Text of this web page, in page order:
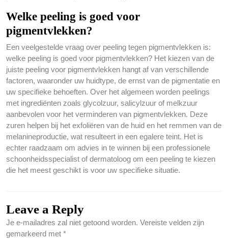
Welke peeling is goed voor
pigmentvlekken?
Een veelgestelde vraag over peeling tegen pigmentvlekken is:
welke peeling is goed voor pigmentvlekken? Het kiezen van de
juiste peeling voor pigmentvlekken hangt af van verschillende
factoren, waaronder uw huidtype, de ernst van de pigmentatie en
uw specifieke behoeften. Over het algemeen worden peelings
met ingrediënten zoals glycolzuur, salicylzuur of melkzuur
aanbevolen voor het verminderen van pigmentvlekken. Deze
zuren helpen bij het exfoliëren van de huid en het remmen van de
melanineproductie, wat resulteert in een egalere teint. Het is
echter raadzaam om advies in te winnen bij een professionele
schoonheidsspecialist of dermatoloog om een peeling te kiezen
die het meest geschikt is voor uw specifieke situatie.
Leave a Reply
Je e-mailadres zal niet getoond worden. Vereiste velden zijn
gemarkeerd met *